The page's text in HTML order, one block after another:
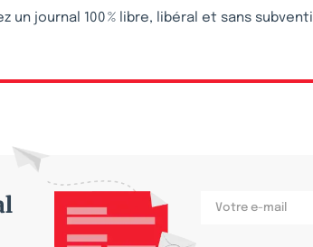
un journal 100 % libre, libéral et sans